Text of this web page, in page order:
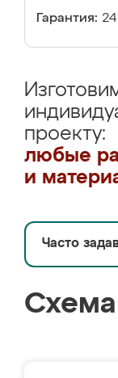
Гарантия:
проекту:
любые
и
Часто